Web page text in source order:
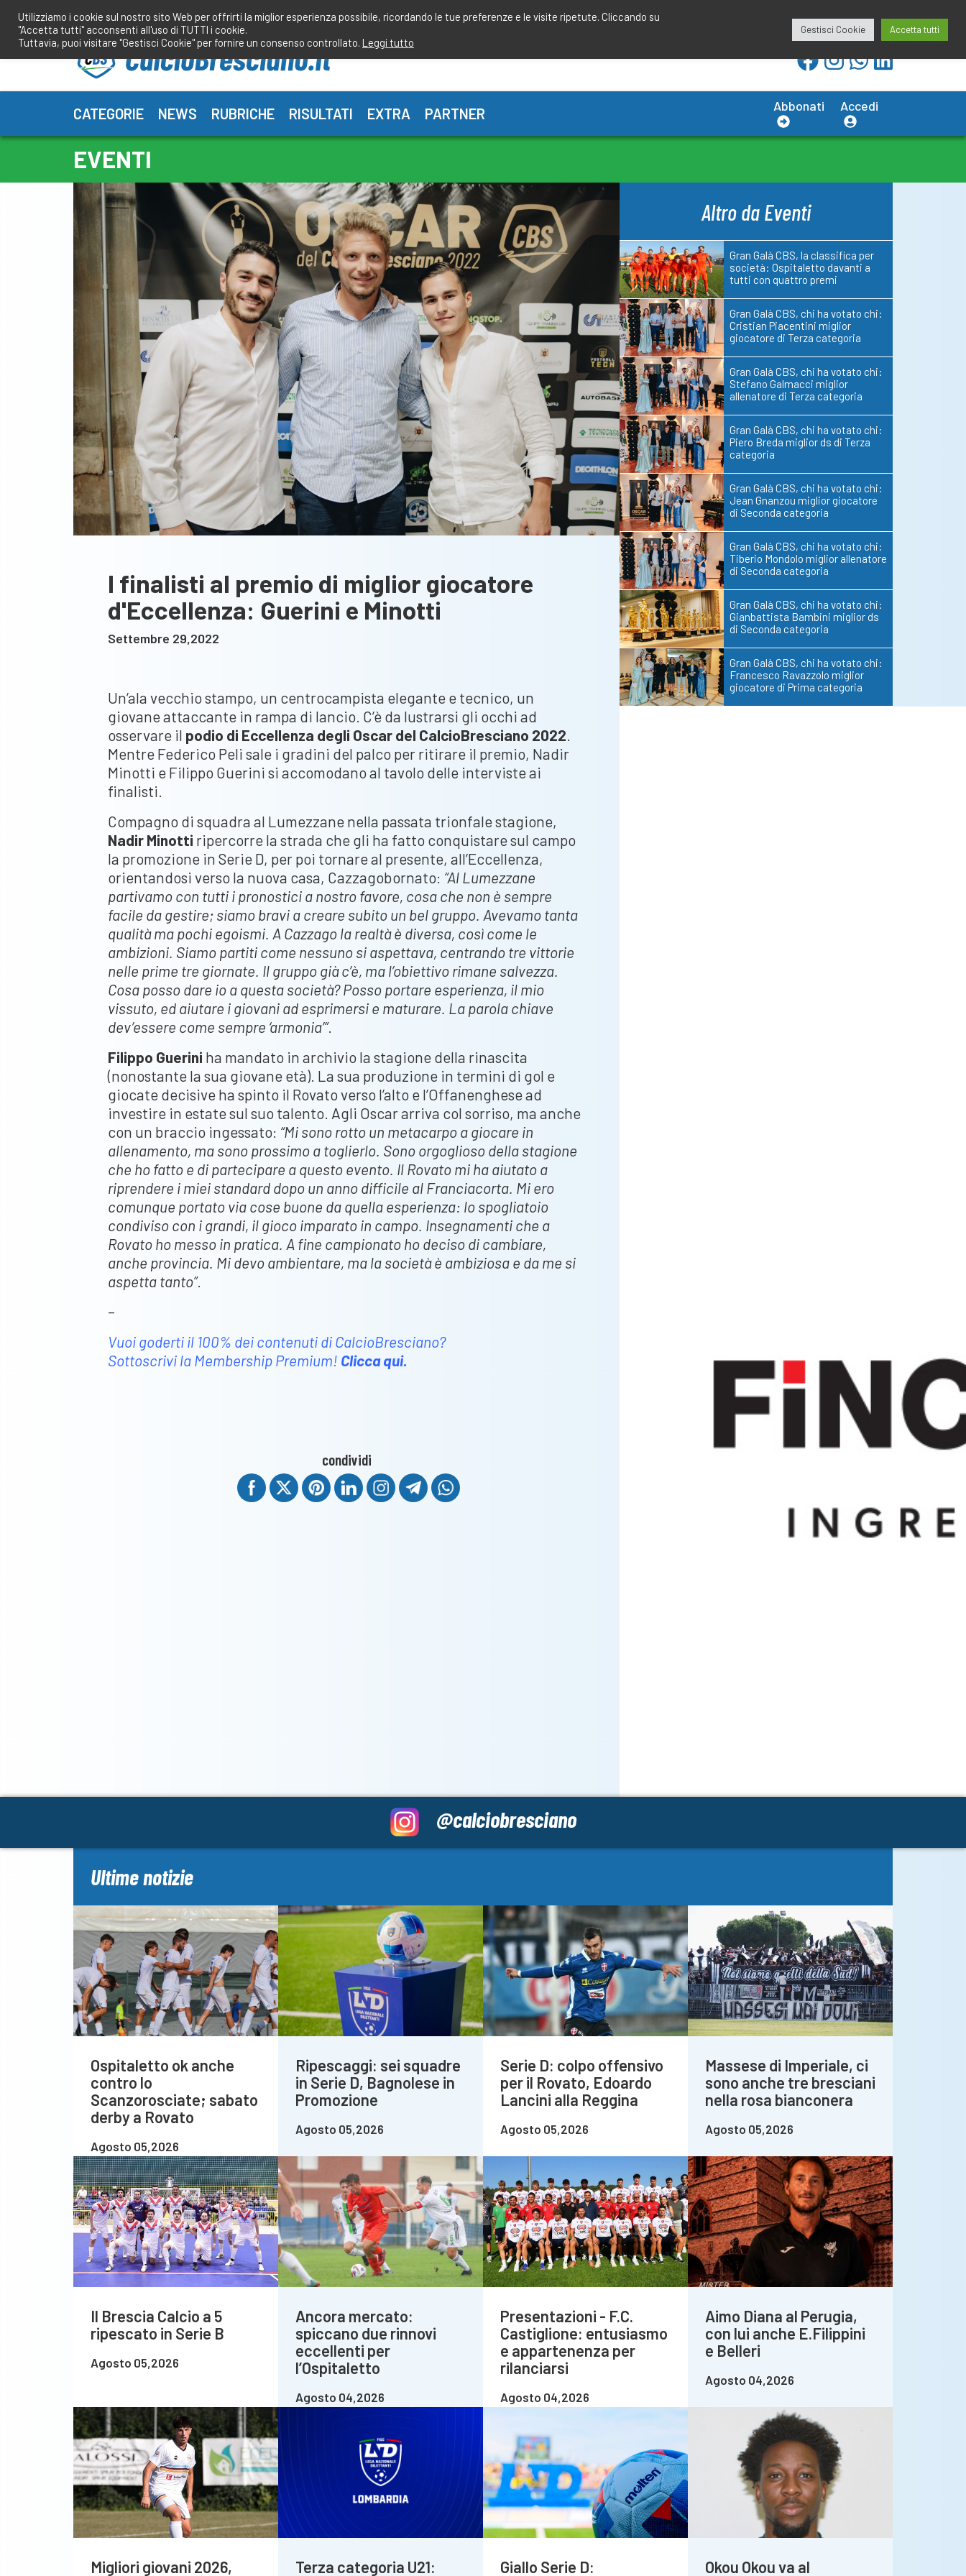
contenuto
redazione@calciobresciano.it
CATEGORIE NEWS RUBRICHE RISULTATI EXTRA PARTNER Abbonati Accedi
EVENTI
I finalisti al premio di miglior giocatore
d'Eccellenza: Guerini e Minotti
Settembre 29,2022
Un’ala vecchio stampo, un centrocampista elegante e tecnico, un
giovane attaccante in rampa di lancio. C’è da lustrarsi gli occhi ad
osservare il podio di Eccellenza degli Oscar del CalcioBresciano 2022
Mentre Federico Peli sale i gradini del palco per ritirare il premio, Nadir
Minotti e Filippo Guerini si accomodano al tavolo delle interviste ai
finalisti.
Compagno di squadra al Lumezzane nella passata trionfale stagione,
Nadir Minotti ripercorre la strada che gli ha fatto conquistare sul campo
la promozione in Serie D, per poi tornare al presente, all’Eccellenza,
orientandosi verso la nuova casa, Cazzagobornato: “Al Lumezzane
partivamo con tutti i pronostici a nostro favore, cosa che non è sempre
facile da gestire; siamo bravi a creare subito un bel gruppo. Avevamo tanta
qualità ma pochi egoismi. A Cazzago la realtà è diversa, così come le
ambizioni. Siamo partiti come nessuno si aspettava, centrando tre vittorie
nelle prime tre giornate. Il gruppo già c’è, ma l’obiettivo rimane salvezza.
Cosa posso dare io a questa società? Posso portare esperienza, il mio
vissuto, ed aiutare i giovani ad esprimersi e maturare. La parola chiave
dev’essere come sempre ‘armonia’”.
Filippo Guerini ha mandato in archivio la stagione della rinascita
(nonostante la sua giovane età). La sua produzione in termini di gol e
giocate decisive ha spinto il Rovato verso l’alto e l’Offanenghese ad
investire in estate sul suo talento. Agli Oscar arriva col sorriso, ma anche
con un braccio ingessato: “Mi sono rotto un metacarpo a giocare in
allenamento, ma sono prossimo a toglierlo. Sono orgoglioso della stagione
che ho fatto e di partecipare a questo evento. Il Rovato mi ha aiutato a
riprendere i miei standard dopo un anno difficile al Franciacorta. Mi ero
comunque portato via cose buone da quella esperienza: lo spogliatoio
condiviso con i grandi, il gioco imparato in campo. Insegnamenti che a
Rovato ho messo in pratica. A fine campionato ho deciso di cambiare,
anche provincia. Mi devo ambientare, ma la società è ambiziosa e da me si
aspetta tanto”.
–
Vuoi goderti il 100% dei contenuti di CalcioBresciano?
Sottoscrivi la Membership Premium! Clicca qui.
condividi
Altro da Eventi
Gran Galà CBS, la classifica per
società: Ospitaletto davanti a
tutti con quattro premi
Gran Galà CBS, chi ha votato chi:
Cristian Piacentini miglior
giocatore di Terza categoria
Gran Galà CBS, chi ha votato chi:
Stefano Galmacci miglior
allenatore di Terza categoria
Gran Galà CBS, chi ha votato chi:
Piero Breda miglior ds di Terza
categoria
Gran Galà CBS, chi ha votato chi:
Jean Gnanzou miglior giocatore
di Seconda categoria
Gran Galà CBS, chi ha votato chi:
Tiberio Mondolo miglior allenatore
di Seconda categoria
Gran Galà CBS, chi ha votato chi:
Gianbattista Bambini miglior ds
di Seconda categoria
Gran Galà CBS, chi ha votato chi:
Francesco Ravazzolo miglior
giocatore di Prima categoria
@calciobresciano
Ultime notizie
Ospitaletto ok anche
contro lo
Scanzorosciate; sabato
derby a Rovato
Agosto 05,2026
Ripescaggi: sei squadre
in Serie D, Bagnolese in
Promozione
Agosto 05,2026
Serie D: colpo offensivo
per il Rovato, Edoardo
Lancini alla Reggina
Agosto 05,2026
Massese di Imperiale, ci
sono anche tre bresciani
nella rosa bianconera
Agosto 05,2026
Il Brescia Calcio a 5
ripescato in Serie B
Agosto 05,2026
Ancora mercato:
spiccano due rinnovi
eccellenti per
l’Ospitaletto
Agosto 04,2026
Presentazioni - F.C.
Castiglione: entusiasmo
e appartenenza per
rilanciarsi
Agosto 04,2026
Aimo Diana al Perugia,
con lui anche E.Filippini
e Belleri
Agosto 04,2026
Migliori giovani 2026,
Terza categoria U21:
Giallo Serie D:
Okou Okou va al
Utilizziamo i cookie sul nostro sito Web per offrirti la miglior esperienza possibile, ricordando le tue preferenze e le visite ripetute. Cliccando su
"Accetta tutti" acconsenti all'uso di TUTTI i cookie.
Tuttavia, puoi visitare "Gestisci Cookie" per fornire un consenso controllato. Leggi tutto
Gestisci Cookie Accetta tutti